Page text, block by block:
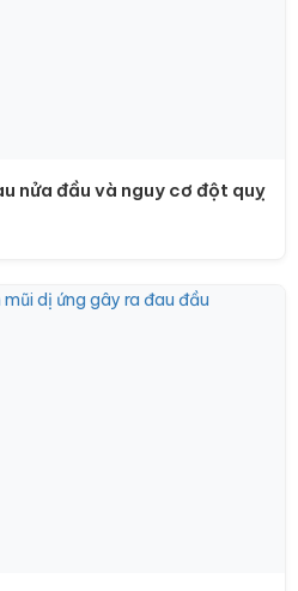
nửa đầu và nguy cơ đột quỵ